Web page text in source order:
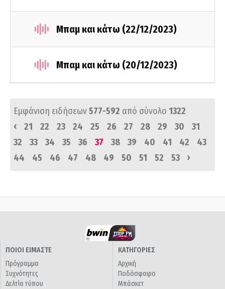
Μπαμ και κάτω (22/12/2023)
Μπαμ και κάτω (20/12/2023)
Εμφάνιση ειδήσεων577-592 από σύνολο 1322
‹
21 22 23 24 25 26 27 28 29 30
31
32
33 34 35 36 37 38 39 40 41 42
43
44
45 46 47 48 49 50 51 52 53 ›
ΠΟΙΟΙ ΕΙΜΑΣΤΕ
Πρόγραμμα
Συχνότητες
Δελτία τύπου
ΚΑΤΗΓΟΡΙΕΣ
Αρχική
Ποδόσφαιρο
Μπάσκετ